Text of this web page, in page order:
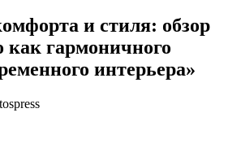
и стиля: обзор
как гармоничного
интерьера»